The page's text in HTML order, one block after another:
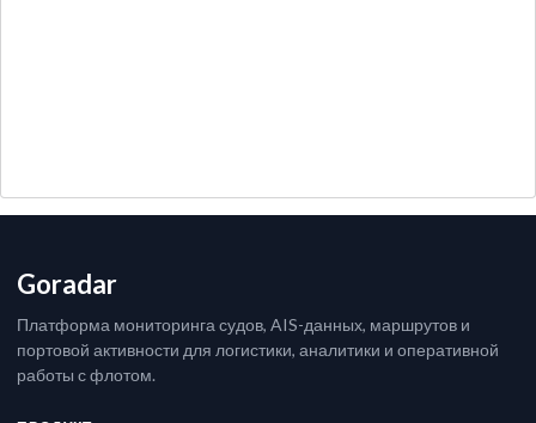
Goradar
Платформа мониторинга судов, AIS-данных, маршрутов и
портовой активности для логистики, аналитики и оперативной
работы с флотом.